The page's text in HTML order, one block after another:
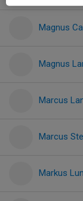
Magnus
Magnus
Marcus
Marcus
Markus